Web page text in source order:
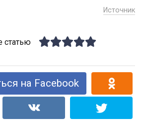
Источник
статью
на Facebook